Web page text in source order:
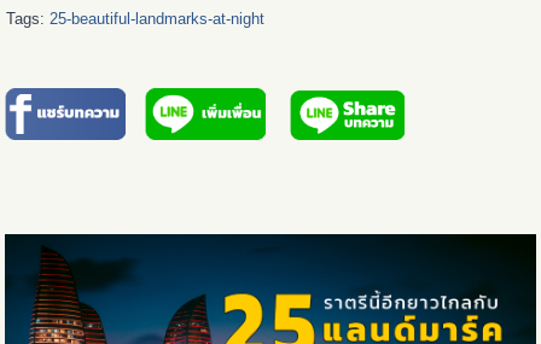
Tags: 25-beautiful-landmarks-at-night